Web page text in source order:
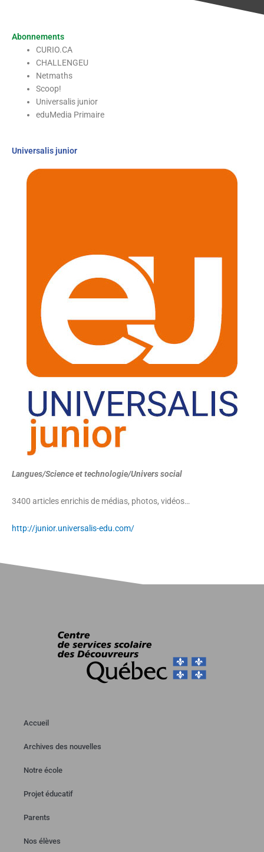
Abonnements
CURIO.CA
CHALLENGEU
Netmaths
Scoop!
Universalis junior
eduMedia Primaire
Universalis junior
Langues/Science et technologie/Univers social
3400 articles enrichis de médias, photos, vidéos…
http://junior.universalis-edu.com/
Accueil
Archives des nouvelles
Notre école
Projet éducatif
Parents
Nos élèves